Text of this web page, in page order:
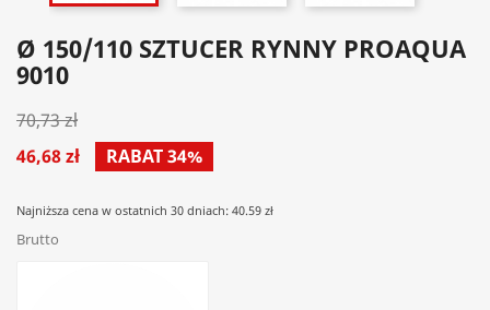
Ø 150/110 SZTUCER RYNNY PROAQUA
9010
70,73 zł
46,68 zł
RABAT 34%
Najniższa cena w ostatnich 30 dniach: 40.59 zł
Brutto